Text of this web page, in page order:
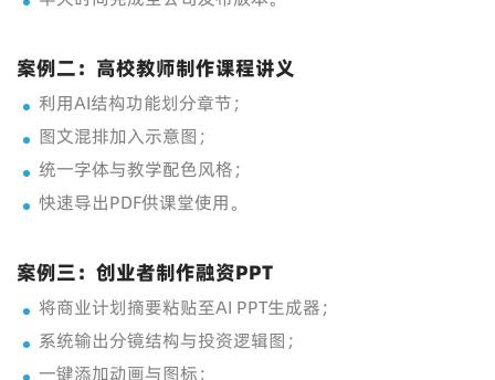
案例二：高校教师制作课程讲义
利用AI结构功能划分章节；
图文混排加入示意图；
统一字体与教学配色风格；
快速导出PDF供课堂使用。
案例三：创业者制作融资PPT
将商业计划摘要粘贴至AI PPT生成器；
系统输出分镜结构与投资逻辑图；
一键添加动画与图标；